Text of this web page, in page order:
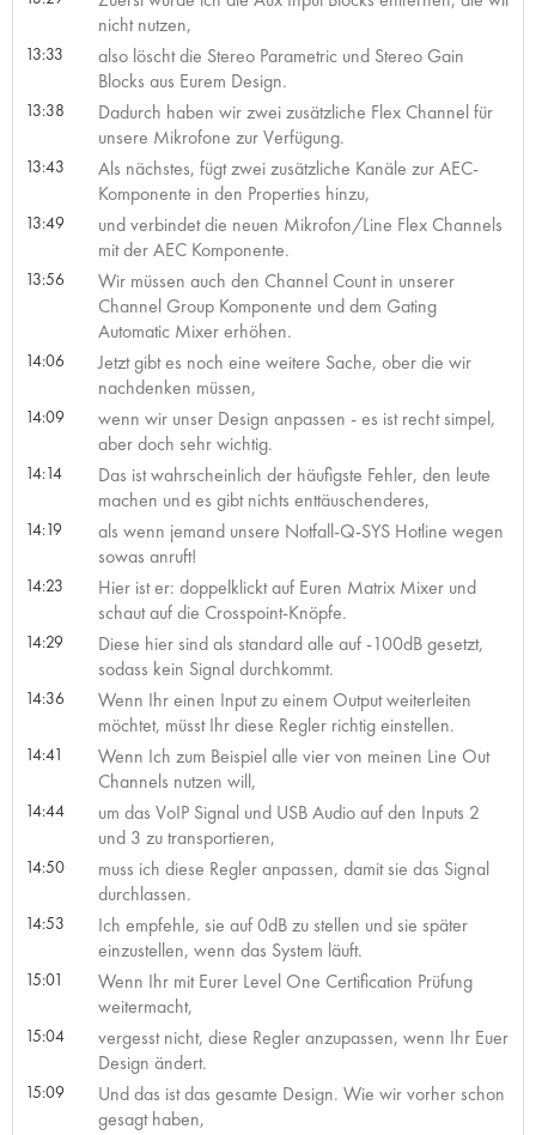
nicht nutzen,
13:33
also löscht die Stereo Parametric und Stereo Gain
Blocks aus Eurem Design.
13:38
Dadurch haben wir zwei zusätzliche Flex Channel für
unsere Mikrofone zur Verfügung.
13:43
Als nächstes, fügt zwei zusätzliche Kanäle zur AEC-
Komponente in den Properties hinzu,
13:49
und verbindet die neuen Mikrofon/Line Flex Channels
mit der AEC Komponente.
13:56
Wir müssen auch den Channel Count in unserer
Channel Group Komponente und dem Gating
Automatic Mixer erhöhen.
14:06
Jetzt gibt es noch eine weitere Sache, ober die wir
nachdenken müssen,
14:09
wenn wir unser Design anpassen - es ist recht simpel,
aber doch sehr wichtig.
14:14
Das ist wahrscheinlich der häufigste Fehler, den leute
machen und es gibt nichts enttäuschenderes,
14:19
als wenn jemand unsere Notfall-Q-SYS Hotline wegen
sowas anruft!
14:23
Hier ist er: doppelklickt auf Euren Matrix Mixer und
schaut auf die Crosspoint-Knöpfe.
14:29
Diese hier sind als standard alle auf -100dB gesetzt,
sodass kein Signal durchkommt.
14:36
Wenn Ihr einen Input zu einem Output weiterleiten
möchtet, müsst Ihr diese Regler richtig einstellen.
14:41
Wenn Ich zum Beispiel alle vier von meinen Line Out
Channels nutzen will,
14:44
um das VoIP Signal und USB Audio auf den Inputs 2
und 3 zu transportieren,
14:50
muss ich diese Regler anpassen, damit sie das Signal
durchlassen.
14:53
Ich empfehle, sie auf 0dB zu stellen und sie später
einzustellen, wenn das System läuft.
15:01
Wenn Ihr mit Eurer Level One Certification Prüfung
weitermacht,
15:04
vergesst nicht, diese Regler anzupassen, wenn Ihr Euer
Design ändert.
15:09
Und das ist das gesamte Design. Wie wir vorher schon
gesagt haben,